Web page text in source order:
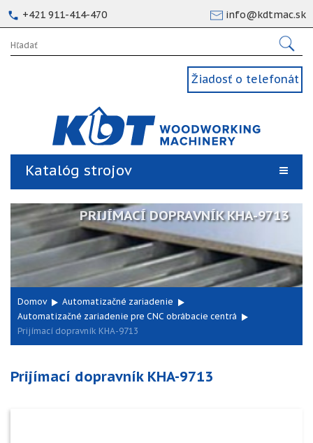
+421 911-414-470 info@kdtmac.sk
Žiadosť o telefonát
Katalóg strojov
PRIJÍMACÍ DOPRAVNÍK KHA-9713
Domov
Automatizačné zariadenie
Automatizačné zariadenie pre CNC obrábacie centrá
Prijímací dopravník KHA-9713
Prijímací dopravník KHA-9713